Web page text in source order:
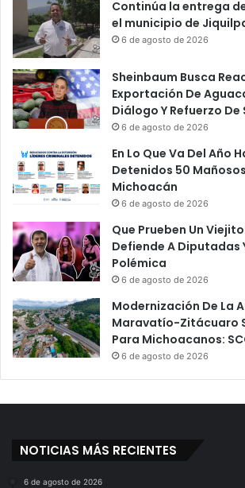
Continúa la entrega
el municipio de
6 de agosto de 2026
Sheinbaum Busca
Exportación De
Diálogo Y Refuerzo
6 de agosto de 2026
En Lo Que Va Del Año
Detenidos 50
Michoacán
6 de agosto de 2026
Que Prueben Un
Defiende A Diputadas
Polémica
6 de agosto de 2026
Modernización De La
Maravatío-Zitácuaro
Para Michoacanos:
6 de agosto de 2026
NOTICIAS MÁS RECIENTES
6 de agosto de 2026